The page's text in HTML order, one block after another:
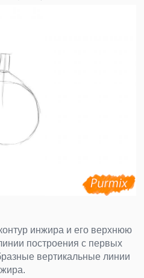
инжира и его верхнюю
построения с первых
вертикальные линии